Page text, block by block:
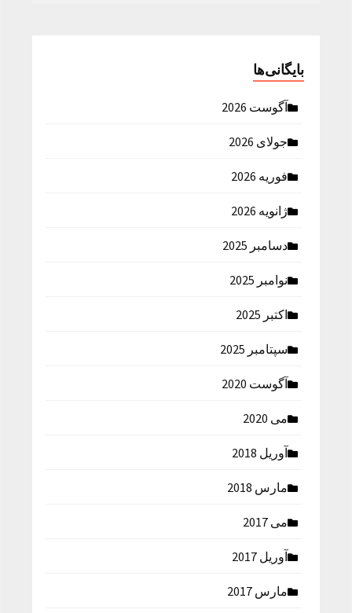
بایگانی‌ها
آگوست 2026
جولای 2026
فوریه 2026
ژانویه 2026
دسامبر 2025
نوامبر 2025
اکتبر 2025
سپتامبر 2025
آگوست 2020
می 2020
آوریل 2018
مارس 2018
می 2017
آوریل 2017
مارس 2017